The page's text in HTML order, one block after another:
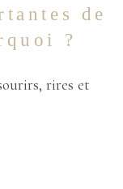
de
?
rires et